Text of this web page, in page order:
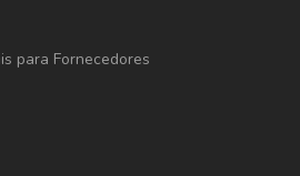
para Fornecedores